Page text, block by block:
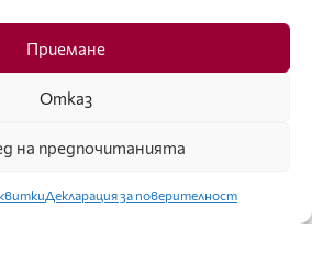
Приемане
Отказ
на предпочитанията
Декларация за поверителност
С КОНСТАНТИН